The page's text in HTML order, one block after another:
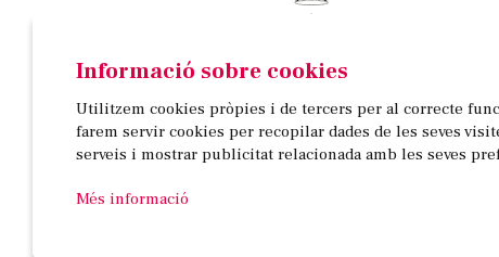
Passeig de la Indústria, 25, 3a planta | 17820
972 58 18 48 | 972 57 00 50
Informació sobre cookies
Utilitzem cookies pròpies i de tercers per al correcte
farem servir cookies per recopilar dades de les seves
serveis i mostrar publicitat relacionada amb les seves
Més informació